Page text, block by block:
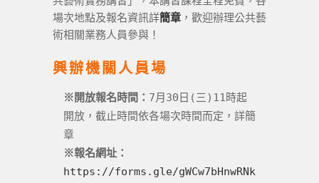
場次地點及報名資訊詳簡章 ，歡迎辦理公共藝
術相關業務人員參與！
興辦機關人員場
※開放報名時間： 7月30日(三)11時起
開放，截止時間依各場次時間而定，詳簡
章
※報名網址：
https://forms.gle/gWCw7bHnwRNk